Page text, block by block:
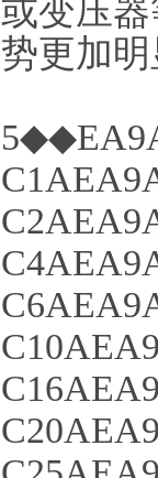
或变压
势更加